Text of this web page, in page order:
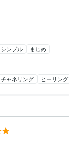
シンプル まじめ
チャネリング ヒーリング